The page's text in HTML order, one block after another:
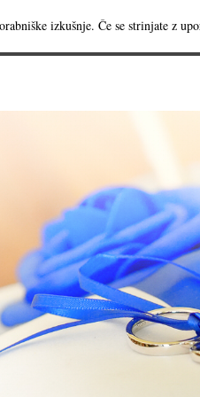
izkušnje. Če se strinjate z